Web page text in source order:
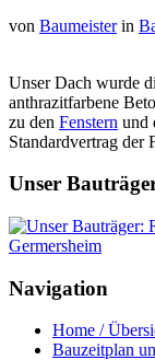
von Baumeisterin
Unser Dach wurde
anthrazitfarbene
zu den Fenstern und
Standardvertrag der
Unser
Navigation
Home /
Bauzeitplan